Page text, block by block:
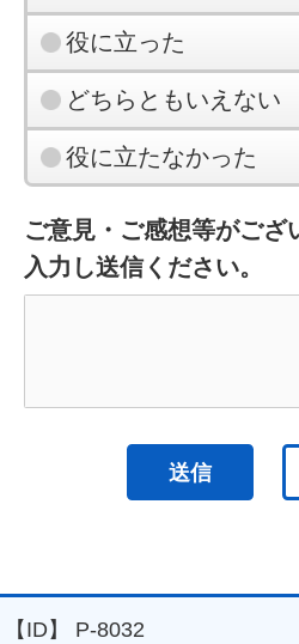
役に立った
どちらともいえない
役に立たなかった
ご意見・ご感想等がござ
入力し送信ください。
【ID】
P-8032